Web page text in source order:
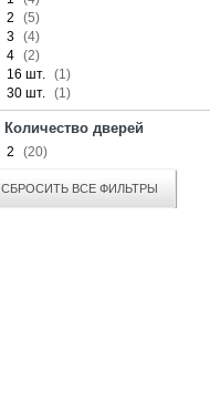
2
(5)
3 (4)
4 (2)
16 шт. (1)
30 шт. (1)
Количество дверей
2 (20)
СБРОСИТЬ ВСЕ ФИЛЬТРЫ